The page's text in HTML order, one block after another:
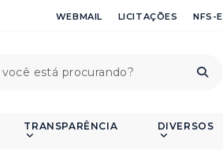
WEBMAIL LICITAÇÕES NFS-E
TRANSPARÊNCIA DIVERSOS